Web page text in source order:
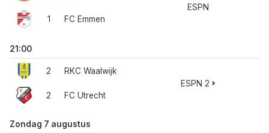
1 FC Emmen
ESPN
21:00
2
2
RKC Waalwijk
FC Utrecht
ESPN 2
Zondag 7 augustus